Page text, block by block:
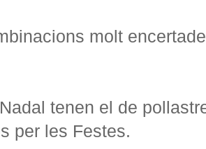
molt
tenen el de
per les Festes.